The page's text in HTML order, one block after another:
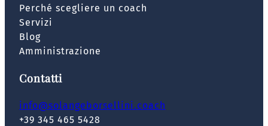
Perché scegliere un coach
Servizi
Blog
Amministrazione
Contatti
info@solangeborsellini.coach
+39 345 465 5428